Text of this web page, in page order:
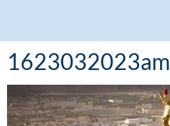
1623032023am